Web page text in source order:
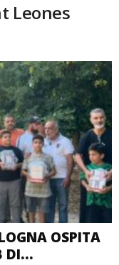
Leones
OSPITA
DI...